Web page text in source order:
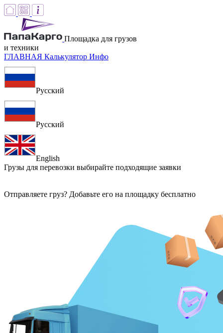
Площадка для грузов
и техники
ГЛАВНАЯ Калькулятор Инфо
Русский
Русский
English
Грузы для перевозки выбирайте подходящие заявки
Отправляете груз? Добавьте его на площадку бесплатно